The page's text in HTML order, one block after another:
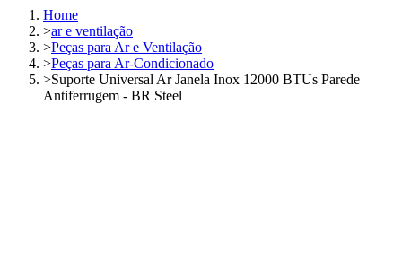
Home
>ar e ventilação
>Peças para Ar e Ventilação
>Peças para Ar-Condicionado
>Suporte Universal Ar Janela Inox 12000 BTUs Parede
Antiferrugem - BR Steel